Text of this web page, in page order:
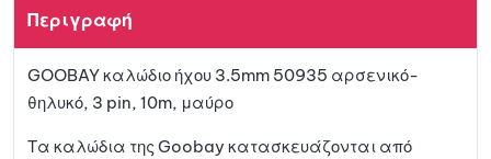
αγαπη
μένων
Περιγραφή
GOOBAY καλώδιο ήχου 3.5mm 50935 αρσενικό-
θηλυκό, 3 pin, 10m, μαύρο
Τα καλώδια της Goobay κατασκευάζονται από